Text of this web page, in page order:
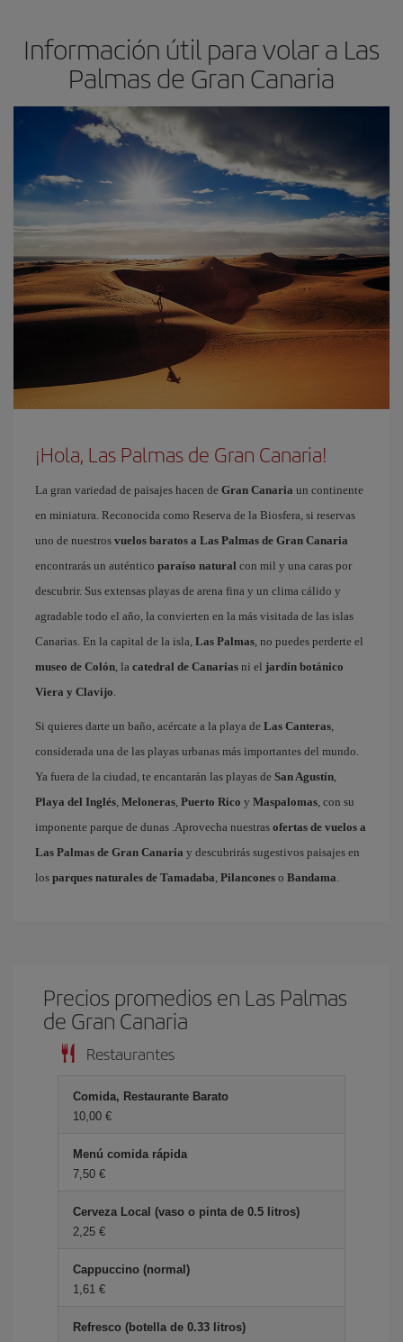
Información útil para volar a Las
Palmas de Gran Canaria
¡Hola, Las Palmas de Gran Canaria!
La gran variedad de paisajes hacen de Gran Canaria un continente
en miniatura. Reconocida como Reserva de la Biosfera, si reservas
uno de nuestros vuelos baratos a Las Palmas de Gran Canaria
encontrarás un auténtico paraíso natural con mil y una caras por
descubrir. Sus extensas playas de arena fina y un clima cálido y
agradable todo el año, la convierten en la más visitada de las islas
Canarias. En la capital de la isla, Las Palmas, no puedes perderte el
museo de Colón, la catedral de Canarias ni el jardín botánico
Viera y Clavijo.
Si quieres darte un baño, acércate a la playa de Las Canteras,
considerada una de las playas urbanas más importantes del mundo.
Ya fuera de la ciudad, te encantarán las playas de San Agustín,
Playa del Inglés, Meloneras, Puerto Rico y Maspalomas, con su
imponente parque de dunas .Aprovecha nuestras ofertas de vuelos a
Las Palmas de Gran Canaria y descubrirás sugestivos paisajes en
los parques naturales de Tamadaba, Pilancones o Bandama.
Precios promedios en Las Palmas
de Gran Canaria
Restaurantes
Comida, Restaurante Barato
10,00 €
Menú comida rápida
7,50 €
Cerveza Local (vaso o pinta de 0.5 litros)
2,25 €
Cappuccino (normal)
1,61 €
Refresco (botella de 0.33 litros)